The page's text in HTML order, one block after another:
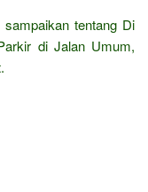
tentang Di
di Jalan Umum,